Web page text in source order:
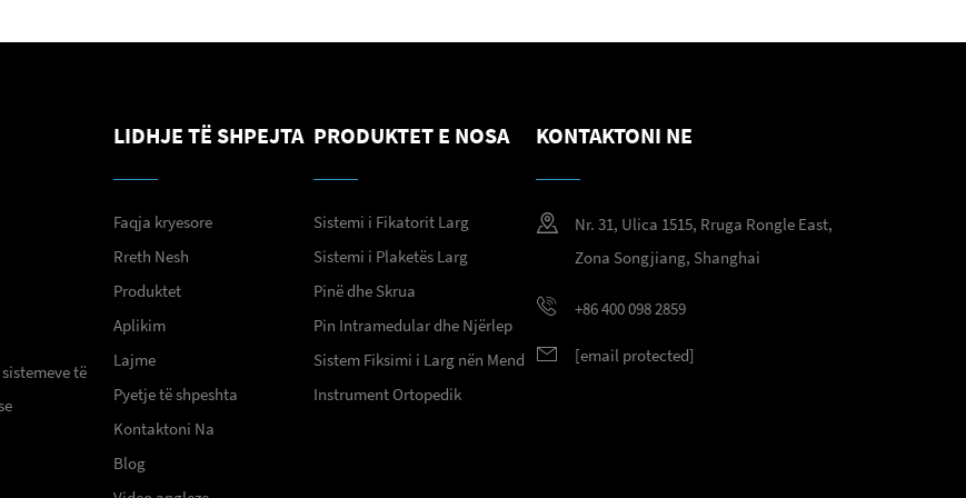
të
LIDHJE TË SHPEJTA
Faqja kryesore
Rreth Nesh
Produktet
Aplikim
Lajme
Pyetje të shpeshta
Kontaktoni Na
Blog
PRODUKTET E NOSA
Sistemi i Fikatorit Larg
Sistemi i Plaketës Larg
Pinë dhe Skrua
Pin Intramedular dhe Njërlep
Sistem Fiksimi i Larg nën Mend
Instrument Ortopedik
KONTAKTONI NE
Nr. 31, Ulica 1515, Rruga Rongle East,
Zona Songjiang, Shanghai
+86 400 098 2859
[email protected]